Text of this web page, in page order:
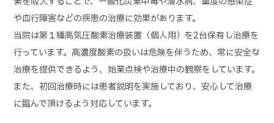
や血行障害などの疾患の治療に効果があります。
当院は第１種高気圧酸素治療装置（個人用）を2台保有し治療を
行っています。高濃度酸素の扱いは危険を伴うため、常に安全な
治療を提供できるよう、始業点検や治療中の観察をしています。
また、初回治療時には患者説明を実施しており、安心して治療
に臨んで頂けるよう対応しています。